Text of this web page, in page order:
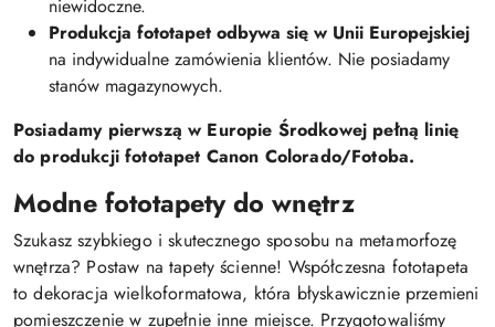
niewidoczne.
Produkcja fototapet odbywa się w Unii Europejskiej
na indywidualne zamówienia klientów. Nie posiadamy
stanów magazynowych.
Posiadamy pierwszą w Europie Środkowej pełną linię
do produkcji fototapet Canon Colorado/Fotoba.
Modne fototapety do wnętrz
Szukasz szybkiego i skutecznego sposobu na metamorfozę
wnętrza? Postaw na tapety ścienne! Współczesna fototapeta
to dekoracja wielkoformatowa, która błyskawicznie przemieni
pomieszczenie w zupełnie inne miejsce. Przygotowaliśmy